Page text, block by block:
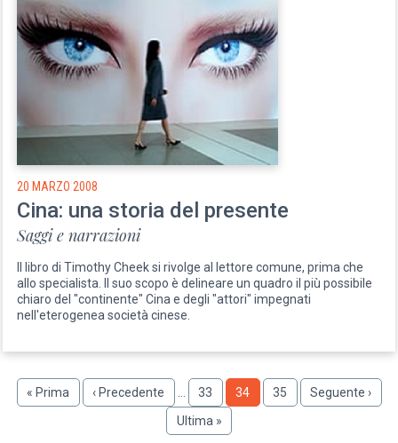
20 MARZO 2008
Cina: una storia del presente
Saggi e narrazioni
Il libro di Timothy Cheek si rivolge al lettore comune, prima che
allo specialista. Il suo scopo è delineare un quadro il più possibile
chiaro del "continente" Cina e degli "attori" impegnati
nell'eterogenea società cinese.
Paginazione
Prima
pagina
« Prima
Pagina
precedente
‹ Precedente Pagina
33 Pagina
34 Pagina
35
Pagina
successiva
Seguente ›
Ultima
pagina
Ultima »